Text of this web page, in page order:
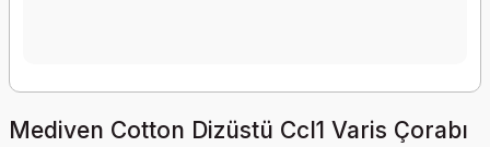
Mediven Cotton Dizüstü Ccl1 Varis Çorabı